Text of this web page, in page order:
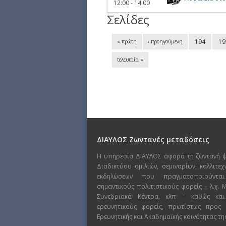
12:00 - 14:00
Σελίδες
« πρώτη ‹ προηγούμενη 194
τελευταία »
ΔΙΑΥΛΟΣ Ζωντανές μεταδόσεις
Η υπηρεσία ΔΙΑΥΛΟΣ αφορά τη ζωντανή
Διαδικτύου ομιλιών, σεμιναρίων,
εκδηλώσεων που
σημαντικούς πολιτιστικούς φορείς –
Συνεδριακά Κέντρα, κλπ – καθώς
ερευνητικούς φορείς, πρωτίστως
Ερευνητικής και Ακαδημαϊκής κοινότητας